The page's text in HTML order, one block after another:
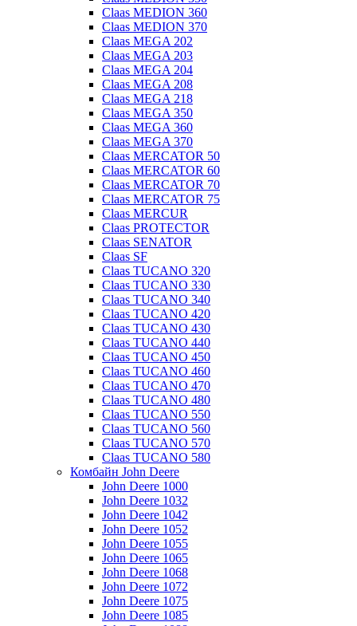
Claas MEDION 360
Claas MEDION 370
Claas MEGA 202
Claas MEGA 203
Claas MEGA 204
Claas MEGA 208
Claas MEGA 218
Claas MEGA 350
Claas MEGA 360
Claas MEGA 370
Claas MERCATOR 50
Claas MERCATOR 60
Claas MERCATOR 70
Claas MERCATOR 75
Claas MERCUR
Claas PROTECTOR
Claas SENATOR
Claas SF
Claas TUCANO 320
Claas TUCANO 330
Claas TUCANO 340
Claas TUCANO 420
Claas TUCANO 430
Claas TUCANO 440
Claas TUCANO 450
Claas TUCANO 460
Claas TUCANO 470
Claas TUCANO 480
Claas TUCANO 550
Claas TUCANO 560
Claas TUCANO 570
Claas TUCANO 580
Комбайн John Deere
John Deere 1000
John Deere 1032
John Deere 1042
John Deere 1052
John Deere 1055
John Deere 1065
John Deere 1068
John Deere 1072
John Deere 1075
John Deere 1085